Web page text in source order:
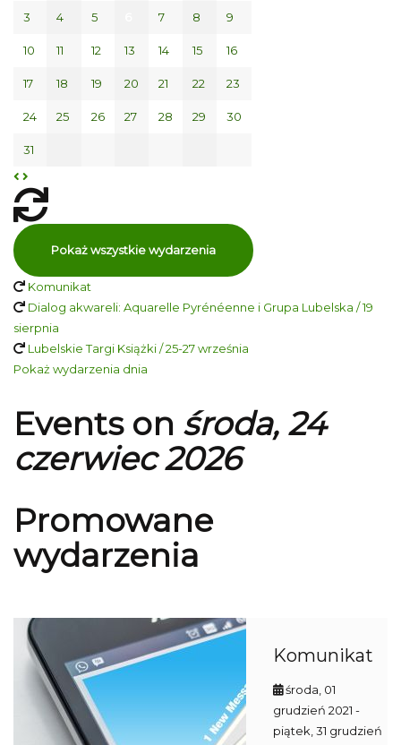
3 4 5 7 8 9
10 11 12 13 14 15 16
17 18 19 20 21 22 23
24 25 26 27 28 29 30
31
Pokaż wszystkie wydarzenia
Komunikat
Dialog akwareli: Aquarelle Pyrénéenne i Grupa Lubelska / 19
sierpnia
Lubelskie Targi Książki / 25-27 września
Pokaż wydarzenia dnia
Events on środa, 24
czerwiec 2026
Promowane
wydarzenia
Komunikat
środa, 01
grudzień 2021 -
piątek, 31 grudzień